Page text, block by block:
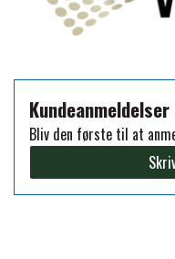
PREMIER
Kundeanmeldelser
Bliv den første til at